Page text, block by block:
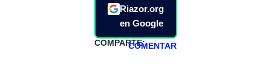
Riazor.org
en Google
COMPARTE:COMENTAR